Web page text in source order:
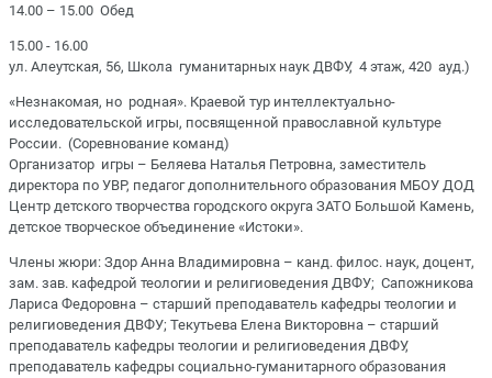
14.00 – 15.00 Обед
15.00 - 16.00
ул. Алеутская, 56, Школа гуманитарных наук ДВФУ, 4 этаж, 420 ауд.)
«Незнакомая, но родная». Краевой тур интеллектуально-
исследовательской игры, посвященной православной культуре
России. (Соревнование команд)
Организатор игры – Беляева Наталья Петровна, заместитель
директора по УВР, педагог дополнительного образования МБОУ ДОД
Центр детского творчества городского округа ЗАТО Большой Камень,
детское творческое объединение «Истоки».
Члены жюри: Здор Анна Владимировна – канд. филос. наук, доцент,
зам. зав. кафедрой теологии и религиоведения ДВФУ; Сапожникова
Лариса Федоровна – старший преподаватель кафедры теологии и
религиоведения ДВФУ; Текутьева Елена Викторовна – старший
преподаватель кафедры теологии и религиоведения ДВФУ,
преподаватель кафедры социально-гуманитарного образования